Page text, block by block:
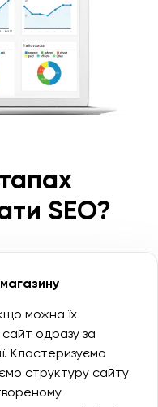
SEO?
можна їх
одразу за
Кластеризуємо
структуру сайту